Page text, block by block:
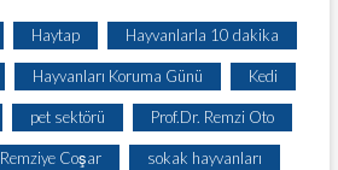
Haytap Hayvanlarla 10 dakika
Hayvanları Koruma Günü Kedi
pet sektörü Prof.Dr. Remzi Oto
Remziye Coşar sokak hayvanları